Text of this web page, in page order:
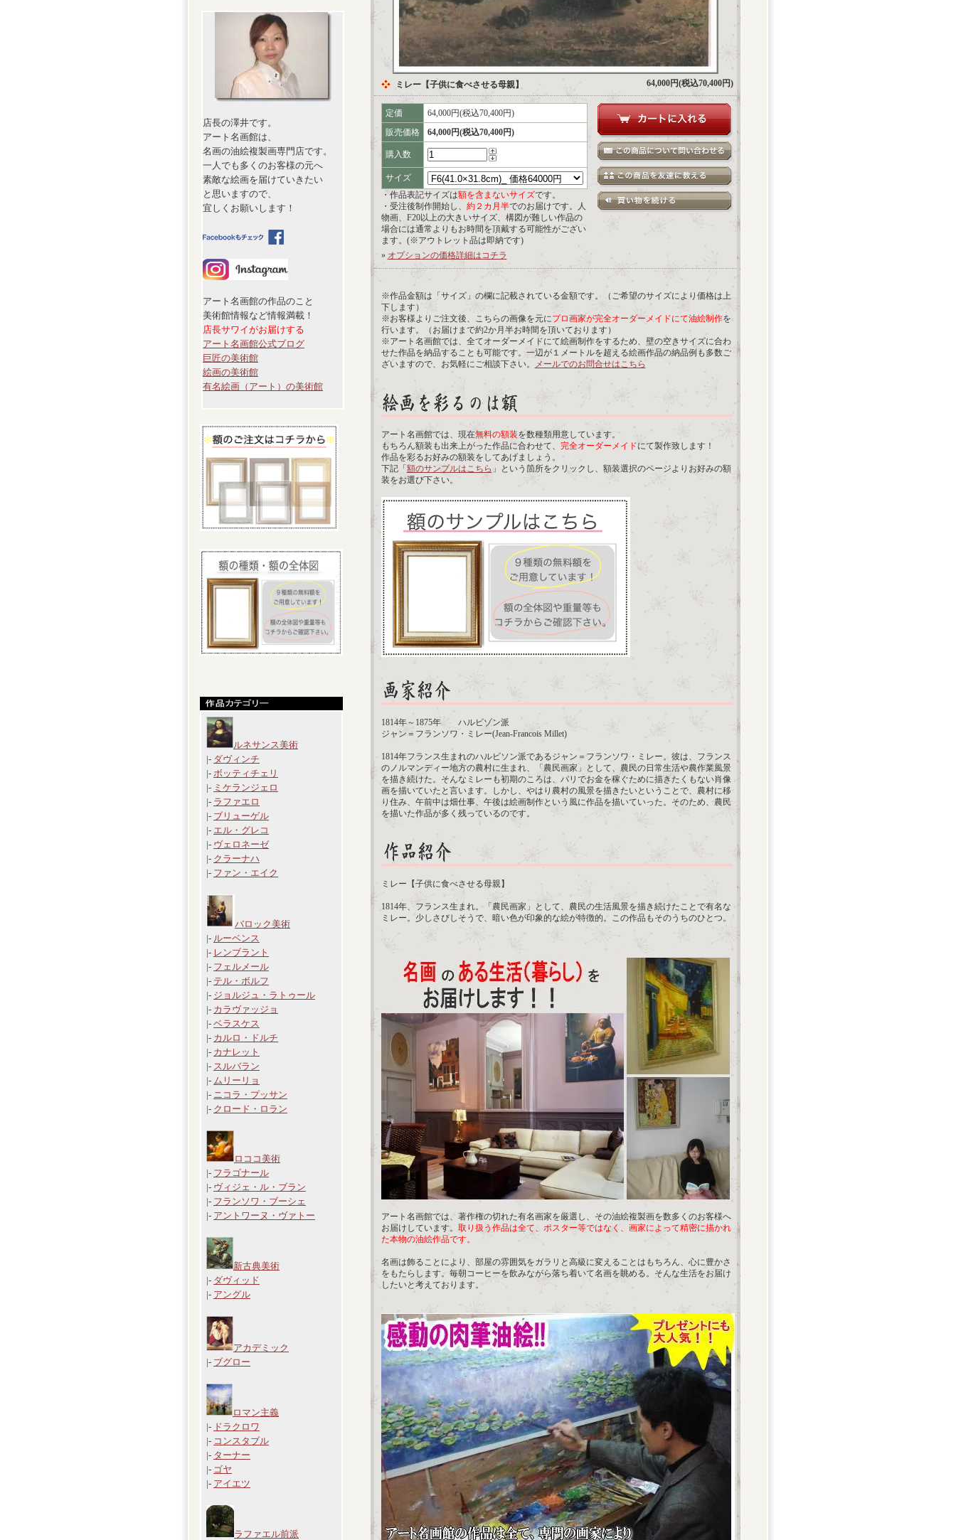
店長の澤井です。
アート名画館は、
名画の油絵複製画専門店です。
一人でも多くのお客様の元へ
素敵な絵画を届けていきたい
と思いますので、
宜しくお願いします！
アート名画館の作品のこと
美術館情報など情報満載！
店長サワイがお届けする
アート名画館公式ブログ
巨匠の美術館
絵画の美術館
有名絵画（アート）の美術館
ルネサンス美術
|- ダヴィンチ
|- ボッティチェリ
|- ミケランジェロ
|- ラファエロ
|- ブリューゲル
|- エル・グレコ
|- ヴェロネーゼ
|- クラーナハ
|- ファン・エイク
バロック美術
|- ルーベンス
|- レンブラント
|- フェルメール
|- テル・ボルフ
|- ジョルジュ・ラトゥール
|- カラヴァッジョ
|- ベラスケス
|- カルロ・ドルチ
|- カナレット
|- スルバラン
|- ムリーリョ
|- ニコラ・プッサン
|- クロード・ロラン
ロココ美術
|- フラゴナール
|- ヴィジェ・ル・ブラン
|- フランソワ・ブーシェ
|- アントワーヌ・ヴァトー
新古典美術
|- ダヴィッド
|- アングル
アカデミック
|- ブグロー
ロマン主義
|- ドラクロワ
|- コンスタブル
|- ターナー
|- ゴヤ
|- アイエツ
ラファエル前派
ミレー【子供に食べさせる母親】 64,000円(税込70,400円)
定価
64,000円(税込70,400円)
販売価格
64,000円(税込70,400円)
購入数
サイズ
・作品表記サイズは額を含まないサイズです。
・受注後制作開始し、 約２カ月半でのお届けです。人
物画、F20以上の大きいサイズ、構図が難しい作品の
場合には通常よりもお時間を頂戴する可能性がござい
ます。(※アウトレット品は即納です)
» オプションの価格詳細はコチラ
※作品金額は「サイズ」の欄に記載されている金額です。（ご希望のサイズにより価格は上
下します）
※お客様よりご注文後、こちらの画像を元にプロ画家が完全オーダーメイドにて油絵制作を
行います。（お届けまで約2か月半お時間を頂いております）
※アート名画館では、全てオーダーメイドにて絵画制作をするため、壁の空きサイズに合わ
せた作品を納品することも可能です。一辺が１メートルを超える絵画作品の納品例も多数ご
ざいますので、お気軽にご相談下さい。
メールでのお問合せはこちら
アート名画館では、現在無料の額装を数種類用意しています。
もちろん額装も出来上がった作品に合わせて、 完全オーダーメイドにて製作致します！
作品を彩るお好みの額装をしてあげましょう。
下記「 額のサンプルはこちら 」という箇所をクリックし、額装選択のページよりお好みの額
装をお選び下さい。
1814年～1875年 ハルビゾン派
ジャン＝フランソワ・ミレー(Jean-Francois Millet)
1814年フランス生まれのハルビソン派であるジャン＝フランソワ・ミレー。彼は、フランス
のノルマンディー地方の農村に生まれ、「農民画家」として、農民の日常生活や農作業風景
を描き続けた。そんなミレーも初期のころは、パリでお金を稼ぐために描きたくもない肖像
画を描いていたと言います。しかし、やはり農村の風景を描きたいということで、農村に移
り住み、午前中は畑仕事、午後は絵画制作という風に作品を描いていった。そのため、農民
を描いた作品が多く残っているのです。
ミレー【子供に食べさせる母親】
1814年、フランス生まれ。「農民画家」として、農民の生活風景を描き続けたことで有名な
ミレー。少しさびしそうで、暗い色が印象的な絵が特徴的。この作品もそのうちのひとつ。
アート名画館では、著作権の切れた有名画家を厳選し、その油絵複製画を数多くのお客様へ
お届けしています。 取り扱う作品は全て、ポスター等ではなく、画家によって精密に描かれ
た本物の油絵作品です。
名画は飾ることにより、部屋の雰囲気をガラリと高級に変えることはもちろん、心に豊かさ
をもたらします。毎朝コーヒーを飲みながら落ち着いて名画を眺める。そんな生活をお届け
したいと考えております。